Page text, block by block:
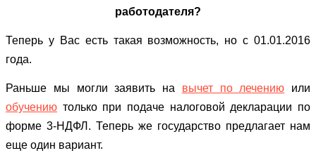
работодателя?
Теперь у Вас есть такая возможность, но с 01.01.2016
года.
Раньше мы могли заявить на вычет по лечению или
обучению только при подаче налоговой декларации по
форме 3-НДФЛ. Теперь же государство предлагает нам
еще один вариант.